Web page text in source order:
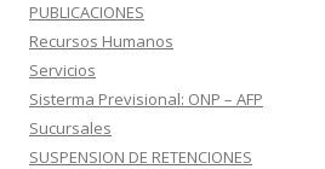
PUBLICACIONES
Recursos Humanos
Servicios
Sisterma Previsional: ONP – AFP
Sucursales
SUSPENSION DE RETENCIONES